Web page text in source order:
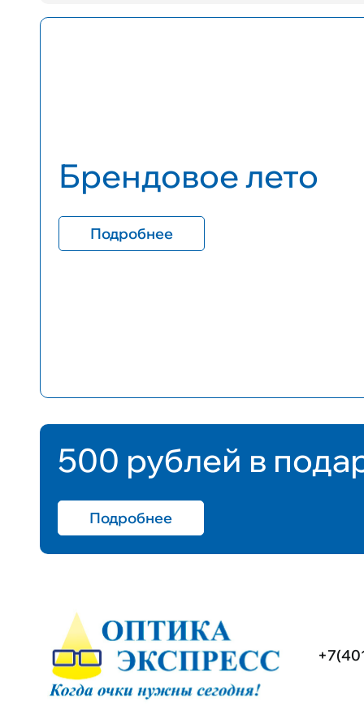
Брендовое лето
Подробнее
500 рублей в
Подробнее